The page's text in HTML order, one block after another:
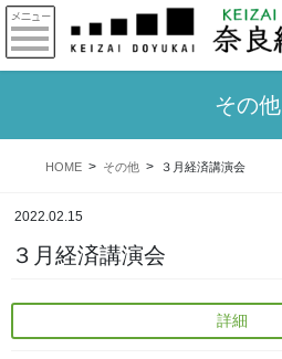
その他
HOME その他 ３月経済講演会
2022.02.15
３月経済講演会
詳細